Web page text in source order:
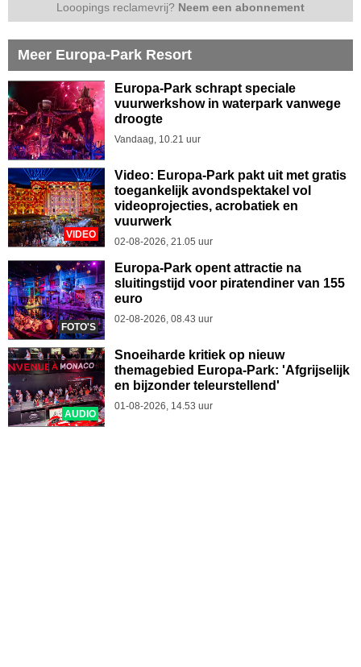
Looopings reclamevrij? Neem een abonnement
Meer Europa-Park Resort
Europa-Park schrapt speciale
vuurwerkshow in waterpark vanwege
droogte
Vandaag, 10.21 uur
VIDEO
Video: Europa-Park pakt uit met gratis
toegankelijk avondspektakel vol
videoprojecties, acrobatiek en
vuurwerk
02-08-2026, 21.05 uur
FOTO'S
Europa-Park opent attractie na
sluitingstijd voor piratendiner van 155
euro
02-08-2026, 08.43 uur
AUDIO
Snoeiharde kritiek op nieuw
themagebied Europa-Park: 'Afgrijselijk
en bijzonder teleurstellend'
01-08-2026, 14.53 uur